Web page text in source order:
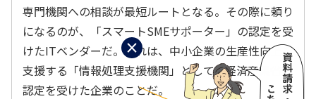
×
専門機関への相談が最短ルートとなる。その際に頼り
になるのが、「スマートSMEサポーター」の認定を受
けたITベンダーだ。これは、中小企業の生産性向上を
支援する「情報処理支援機関」として、経済産業省の
認定を受けた企業のことだ。